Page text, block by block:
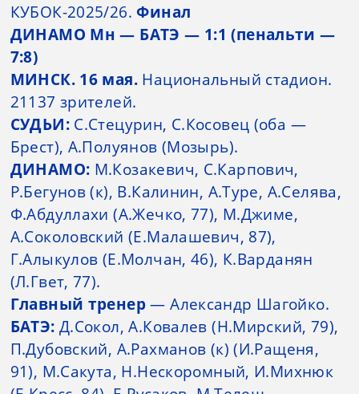
КУБОК-2025/26. Финал
ДИНАМО Мн — БАТЭ — 1:1 (пенальти —
7:8)
МИНСК. 16 мая. Национальный стадион.
21137 зрителей.
СУДЬИ:С.Стецурин, С.Косовец (оба —
Брест), А.Полуянов (Мозырь).
ДИНАМО: М.Козакевич, С.Карпович,
Р.Бегунов (к), В.Калинин, А.Туре, А.Селява,
Ф.Абдуллахи (А.Жечко, 77), М.Джиме,
А.Соколовский (Е.Малашевич, 87),
Г.Алыкулов (Е.Молчан, 46), К.Варданян
(Л.Гвет, 77).
Главный тренер— Александр Шагойко.
БАТЭ: Д.Сокол, А.Ковалев (Н.Мирский, 79),
П.Дубовский, А.Рахманов (к) (И.Ращеня,
91), М.Сакута, Н.Нескоромный, И.Михнюк